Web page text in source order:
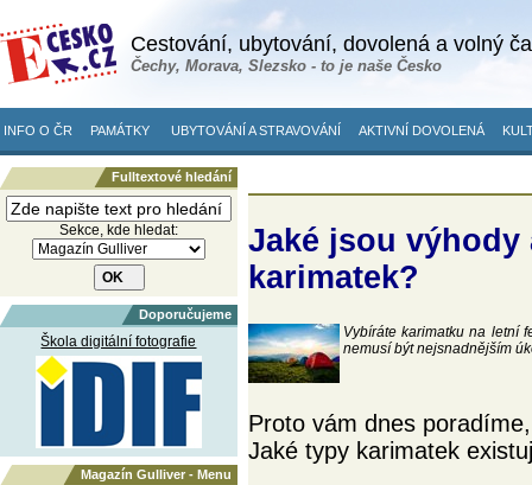
Cestování, ubytování, dovolená a volný
Čechy, Morava, Slezsko - to je naše Česko
INFO O ČR PAMÁTKY UBYTOVÁNÍ A STRAVOVÁNÍ AKTIVNÍ DOVOLENÁ
Fulltextové hledání
Sekce, kde hledat:
Doporučujeme
Škola digitální fotografie
Magazín Gulliver - Menu
Jaké jsou
karimatek?
Vybíráte karimatku na letní
nemusí být nejsnadnějším
Proto vám dnes
Jaké typy karimatek